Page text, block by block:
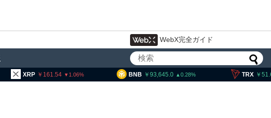
WebX完全ガイド
BNB 93,645.0 TRX 51.68